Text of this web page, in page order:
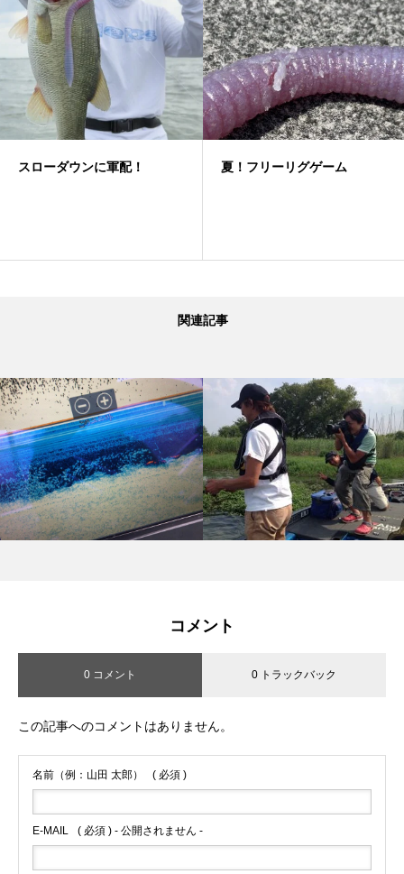
スローダウンに軍配！ 夏！フリーリグゲーム
関連記事
コメント
0 コメント 0 トラックバック
この記事へのコメントはありません。
名前（例：山田 太郎） ( 必須 )
E-MAIL ( 必須 ) - 公開されません -